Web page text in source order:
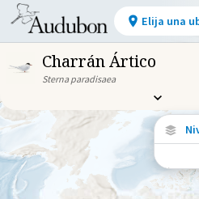
Charrán Ártico
Sterna paradisaea
Vea
Elija una